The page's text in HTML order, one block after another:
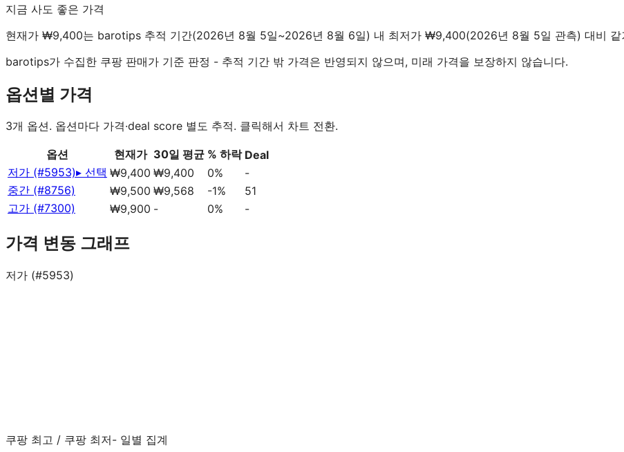
지금 사도 좋은 가격
현재가 ₩9,400는 barotips 추적 기간(2026년 8월 5일~2026년 8월 6일) 내 최저가 ₩9,400(2026년 8월 5일 관측) 대비
barotips가 수집한 쿠팡 판매가 기준 판정 - 추적 기간 밖 가격은 반영되지 않으며, 미래 가격을 보장하지 않습니다.
옵션별 가격
3개 옵션. 옵션마다 가격·deal score 별도 추적. 클릭해서 차트 전환.
옵션 현재가 30일 평균 % 하락 Deal
저가 (#5953)▸ 선택 ₩9,400 ₩9,400 0%
-
중간 (#8756)
₩9,500 ₩9,568 -1%
51
고가 (#7300)
₩9,900 - 0% -
가격 변동 그래프
저가 (#5953)
쿠팡 최고 / 쿠팡 최저- 일별 집계